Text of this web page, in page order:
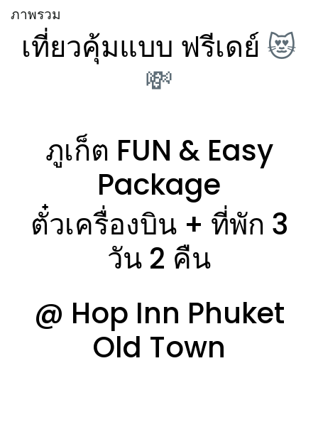
ภาพรวม
เที่ยวคุ้มแบบ ฟรีเดย์ 😻
💸
ภูเก็ต FUN & Easy
Package
ตั๋วเครื่องบิน + ที่พัก 3
วัน 2 คืน
@ Hop Inn Phuket
Old Town